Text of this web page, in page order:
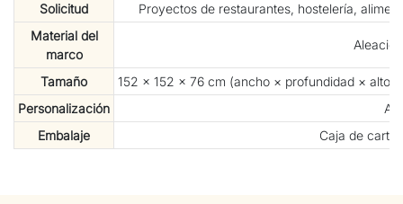
Solicitud
Proyectos de restaurantes, hostelería,
Material del
marco
Tamaño
152 × 152 × 76 cm (ancho × profundidad ×
Personalización
Embalaje
Caja de